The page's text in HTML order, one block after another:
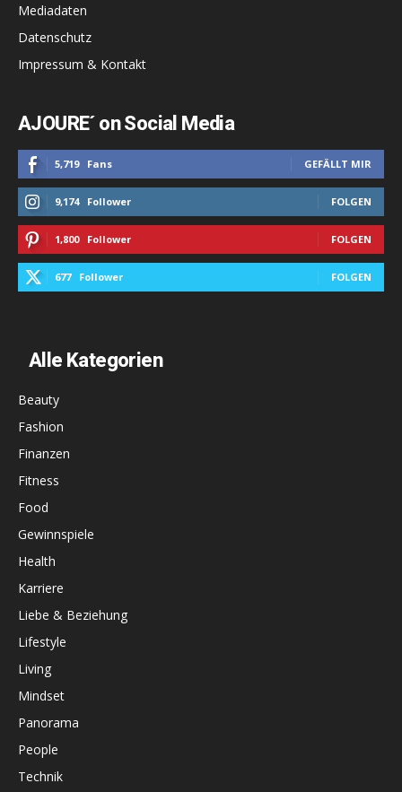
Mediadaten
Datenschutz
Impressum & Kontakt
AJOURE´ on Social Media
5,719 Fans GEFÄLLT MIR
9,174 Follower FOLGEN
1,800 Follower FOLGEN
677 Follower FOLGEN
Alle Kategorien
Beauty
Fashion
Finanzen
Fitness
Food
Gewinnspiele
Health
Karriere
Liebe & Beziehung
Lifestyle
Living
Mindset
Panorama
People
Technik